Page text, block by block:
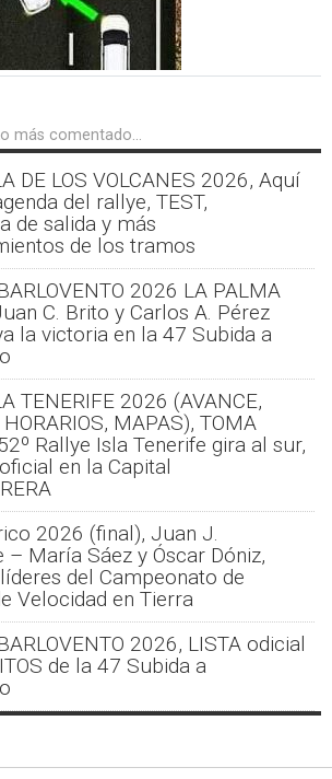
más comentado...
DE LOS VOLCANES 2026, Aquí
del rallye, TEST,
de salida y más
de los tramos
2026 LA PALMA
C. Brito y Carlos A. Pérez
la victoria en la 47 Subida a
TENERIFE 2026 (AVANCE,
MAPAS), TOMA
Rallye Isla Tenerife gira al sur,
en la Capital
2026 (final), Juan J.
– María Sáez y Óscar Dóniz,
del Campeonato de
Velocidad en Tierra
2026, LISTA odicial
de la 47 Subida a